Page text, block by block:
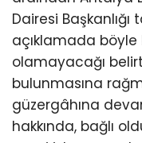
Dairesi
açıklamada
olamayacağı
bulunmasına
güzergâhına
hakkında, bağlı